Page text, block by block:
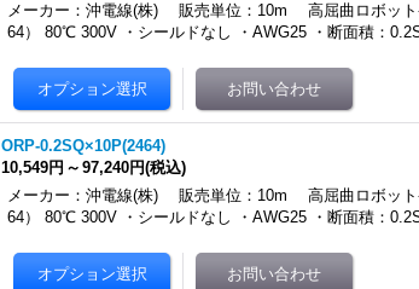
メーカー：沖電線(株) 販売単位：10m 高屈曲ロボット
64） 80℃ 300V ・シールドなし ・AWG25 ・断面積：
ORP-0.2SQ×10P(2464)
10,549円 ～ 97,240円(税込)
メーカー：沖電線(株) 販売単位：10m 高屈曲ロボット
64） 80℃ 300V ・シールドなし ・AWG25 ・断面積：